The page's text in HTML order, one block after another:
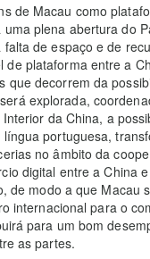
de Macau como
plena abertura do
de espaço e de
de plataforma entre a
que decorrem da
explorada,
da China, a
portuguesa,
no âmbito da
digital entre a China
de modo a que Macau
internacional para o
para um bom
as partes.